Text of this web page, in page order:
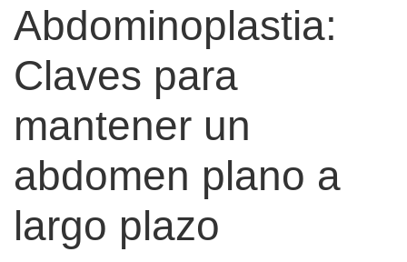
Abdominoplastia:
Claves para
mantener un
abdomen plano a
largo plazo